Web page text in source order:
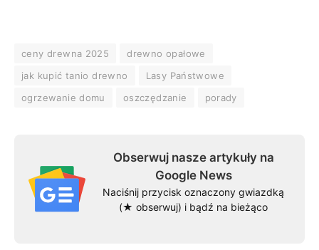
ceny drewna 2025
drewno opałowe
jak kupić tanio drewno
Lasy Państwowe
ogrzewanie domu
oszczędzanie porady
Obserwuj nasze artykuły na
Google News
Naciśnij przycisk oznaczony gwiazdką
(★ obserwuj) i bądź na bieżąco